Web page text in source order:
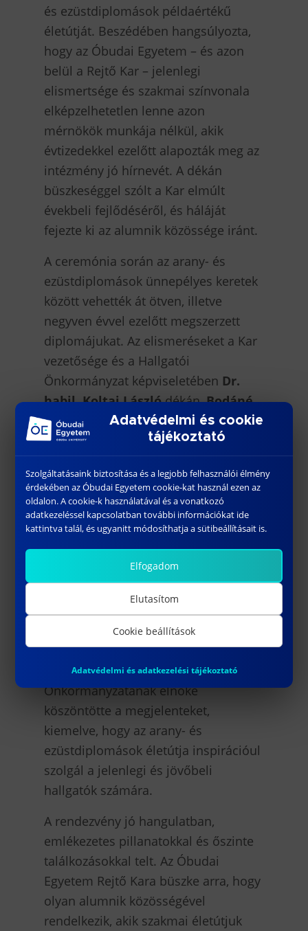
és ezüstdiplomások példaértékű
életútját. Beszédében hangsúlyozta,
hogy az Óbudai Egyetem – és azon
belül a Rejtő Kar – jelenlegi
elismertsége és szakmai színvonala
elképzelhetetlen lenne azon
mérnökök munkája nélkül, akik
évtizedekkel ezelőtt alapozták meg az
intézmény jó hírnevét. A dékán
büszkeséggel szólt a Kar elmúlt
évekbeli fejlődéséről, és háláját
fejezte ki az alumnik közössége iránt.
A ceremónia során az arany- és
ezüstdiplomások ünnepélyes keretek
között vehették át ötven, illetve
negyven évvel ezelőtt megszerzett
diplomájukat. Az elismeréseket a Kar
vezetősége és a Hallgatói
Önkormányzat képviseletében Dr.
habil. Koltai Lászlódékán,Bodáné
Dr. Kendrovics Ritaoktatási
dékánhelyettes, KTI igazgató,Nagyné
Dr. Szabó OrsolyaTTI
intézetigazgató-helyettes,
valamintPapp CsengeRKK HÖK
elnök adta át. Az esemény különösen
amikor a díjazottak felelevenítették
hallgatói éveik emlékeit, és
megosztották egymással szakmai és
személyes tapasztalataikat.
Az ünnepség zárásakéntPapp
Csenge,a Rejtő Kar Hallgatói
Önkormányzatának elnöke
köszöntötte a megjelenteket,
kiemelve, hogy az arany- és
ezüstdiplomások életútja inspirációul
szolgál a jelenlegi és jövőbeli
hallgatók számára.
A rendezvény jó hangulatban,
emlékezetes pillanatokkal és őszinte
találkozásokkal telt. Az Óbudai
Egyetem Rejtő Kara büszke arra, hogy
olyan alumnik közösségével
rendelkezik, akik szakmai életútjuk
Adatvédelmi és cookie
tájékoztató
Szolgáltatásaink biztosítása és a legjobb felhasználói élmény
érdekében az Óbudai Egyetem cookie-kat használ ezen az
oldalon. A cookie-k használatával és a vonatkozó
adatkezeléssel kapcsolatban további információkat ide
kattintva talál, és ugyanitt módosíthatja a sütibeállításait is.
Elfogadom
Elutasítom
Cookie beállítások
Adatvédelmi és adatkezelési tájékoztató